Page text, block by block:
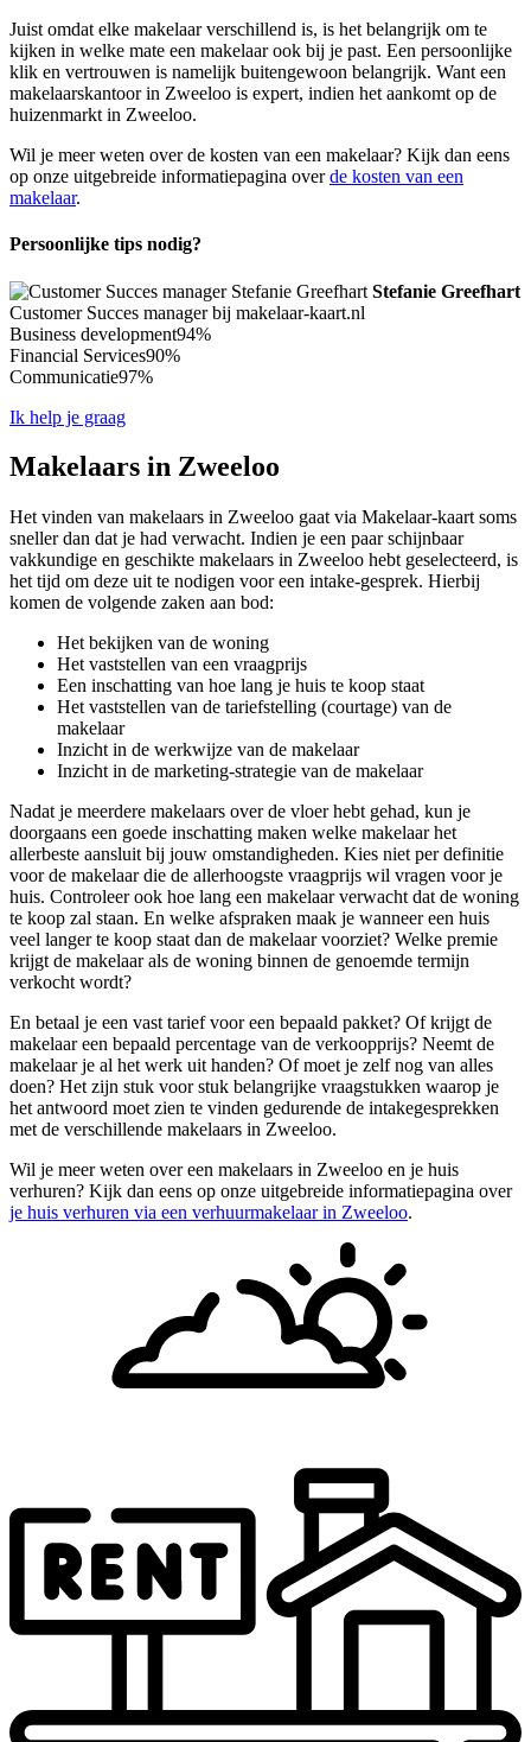
Juist omdat elke makelaar verschillend is, is het belangrijk om te
kijken in welke mate een makelaar ook bij je past. Een persoonlijke
klik en vertrouwen is namelijk buitengewoon belangrijk. Want een
makelaarskantoor in Zweeloo is expert, indien het aankomt op de
huizenmarkt in Zweeloo.
Wil je meer weten over de kosten van een makelaar? Kijk dan eens
op onze uitgebreide informatiepagina overde kosten van een
makelaar.
Persoonlijke tips nodig?
Stefanie Greefhart
Customer Succes manager bij makelaar-kaart.nl
Business development94%
Financial Services90%
Communicatie97%
Ik help je graag
Makelaars in Zweeloo
Het vinden van makelaars in Zweeloo gaat via Makelaar-kaart soms
sneller dan dat je had verwacht. Indien je een paar schijnbaar
vakkundige en geschikte makelaars in Zweeloo hebt geselecteerd, is
het tijd om deze uit te nodigen voor een intake-gesprek. Hierbij
komen de volgende zaken aan bod:
Het bekijken van de woning
Het vaststellen van een vraagprijs
Een inschatting van hoe lang je huis te koop staat
Het vaststellen van de tariefstelling (courtage) van de
makelaar
Inzicht in de werkwijze van de makelaar
Inzicht in de marketing-strategie van de makelaar
Nadat je meerdere makelaars over de vloer hebt gehad, kun je
doorgaans een goede inschatting maken welke makelaar het
allerbeste aansluit bij jouw omstandigheden. Kies niet per definitie
voor de makelaar die de allerhoogste vraagprijs wil vragen voor je
huis. Controleer ook hoe lang een makelaar verwacht dat de woning
te koop zal staan. En welke afspraken maak je wanneer een huis
veel langer te koop staat dan de makelaar voorziet? Welke premie
krijgt de makelaar als de woning binnen de genoemde termijn
verkocht wordt?
En betaal je een vast tarief voor een bepaald pakket? Of krijgt de
makelaar een bepaald percentage van de verkoopprijs? Neemt de
makelaar je al het werk uit handen? Of moet je zelf nog van alles
doen? Het zijn stuk voor stuk belangrijke vraagstukken waarop je
het antwoord moet zien te vinden gedurende de intakegesprekken
met de verschillende makelaars in Zweeloo.
Wil je meer weten over een makelaars in Zweeloo en je huis
verhuren? Kijk dan eens op onze uitgebreide informatiepagina over
je huis verhuren via een verhuurmakelaar in Zweeloo.